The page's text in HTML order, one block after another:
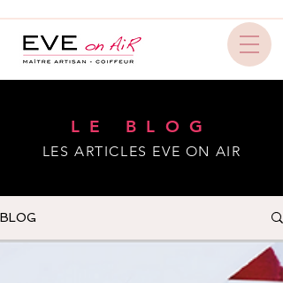
BLOG
LE BLOG
LES ARTICLES EVE ON AIR